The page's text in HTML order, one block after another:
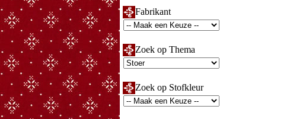
Fabrikant
Zoek op Thema
Zoek op Stofkleur